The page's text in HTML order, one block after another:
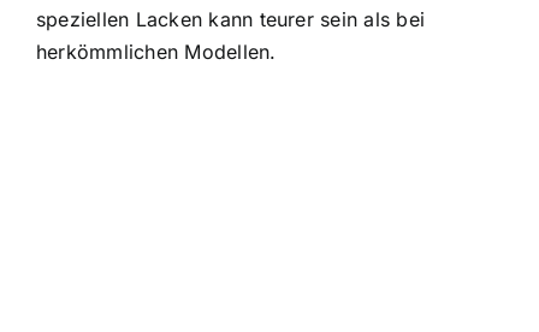
speziellen Lacken kann teurer sein als bei
herkömmlichen Modellen.